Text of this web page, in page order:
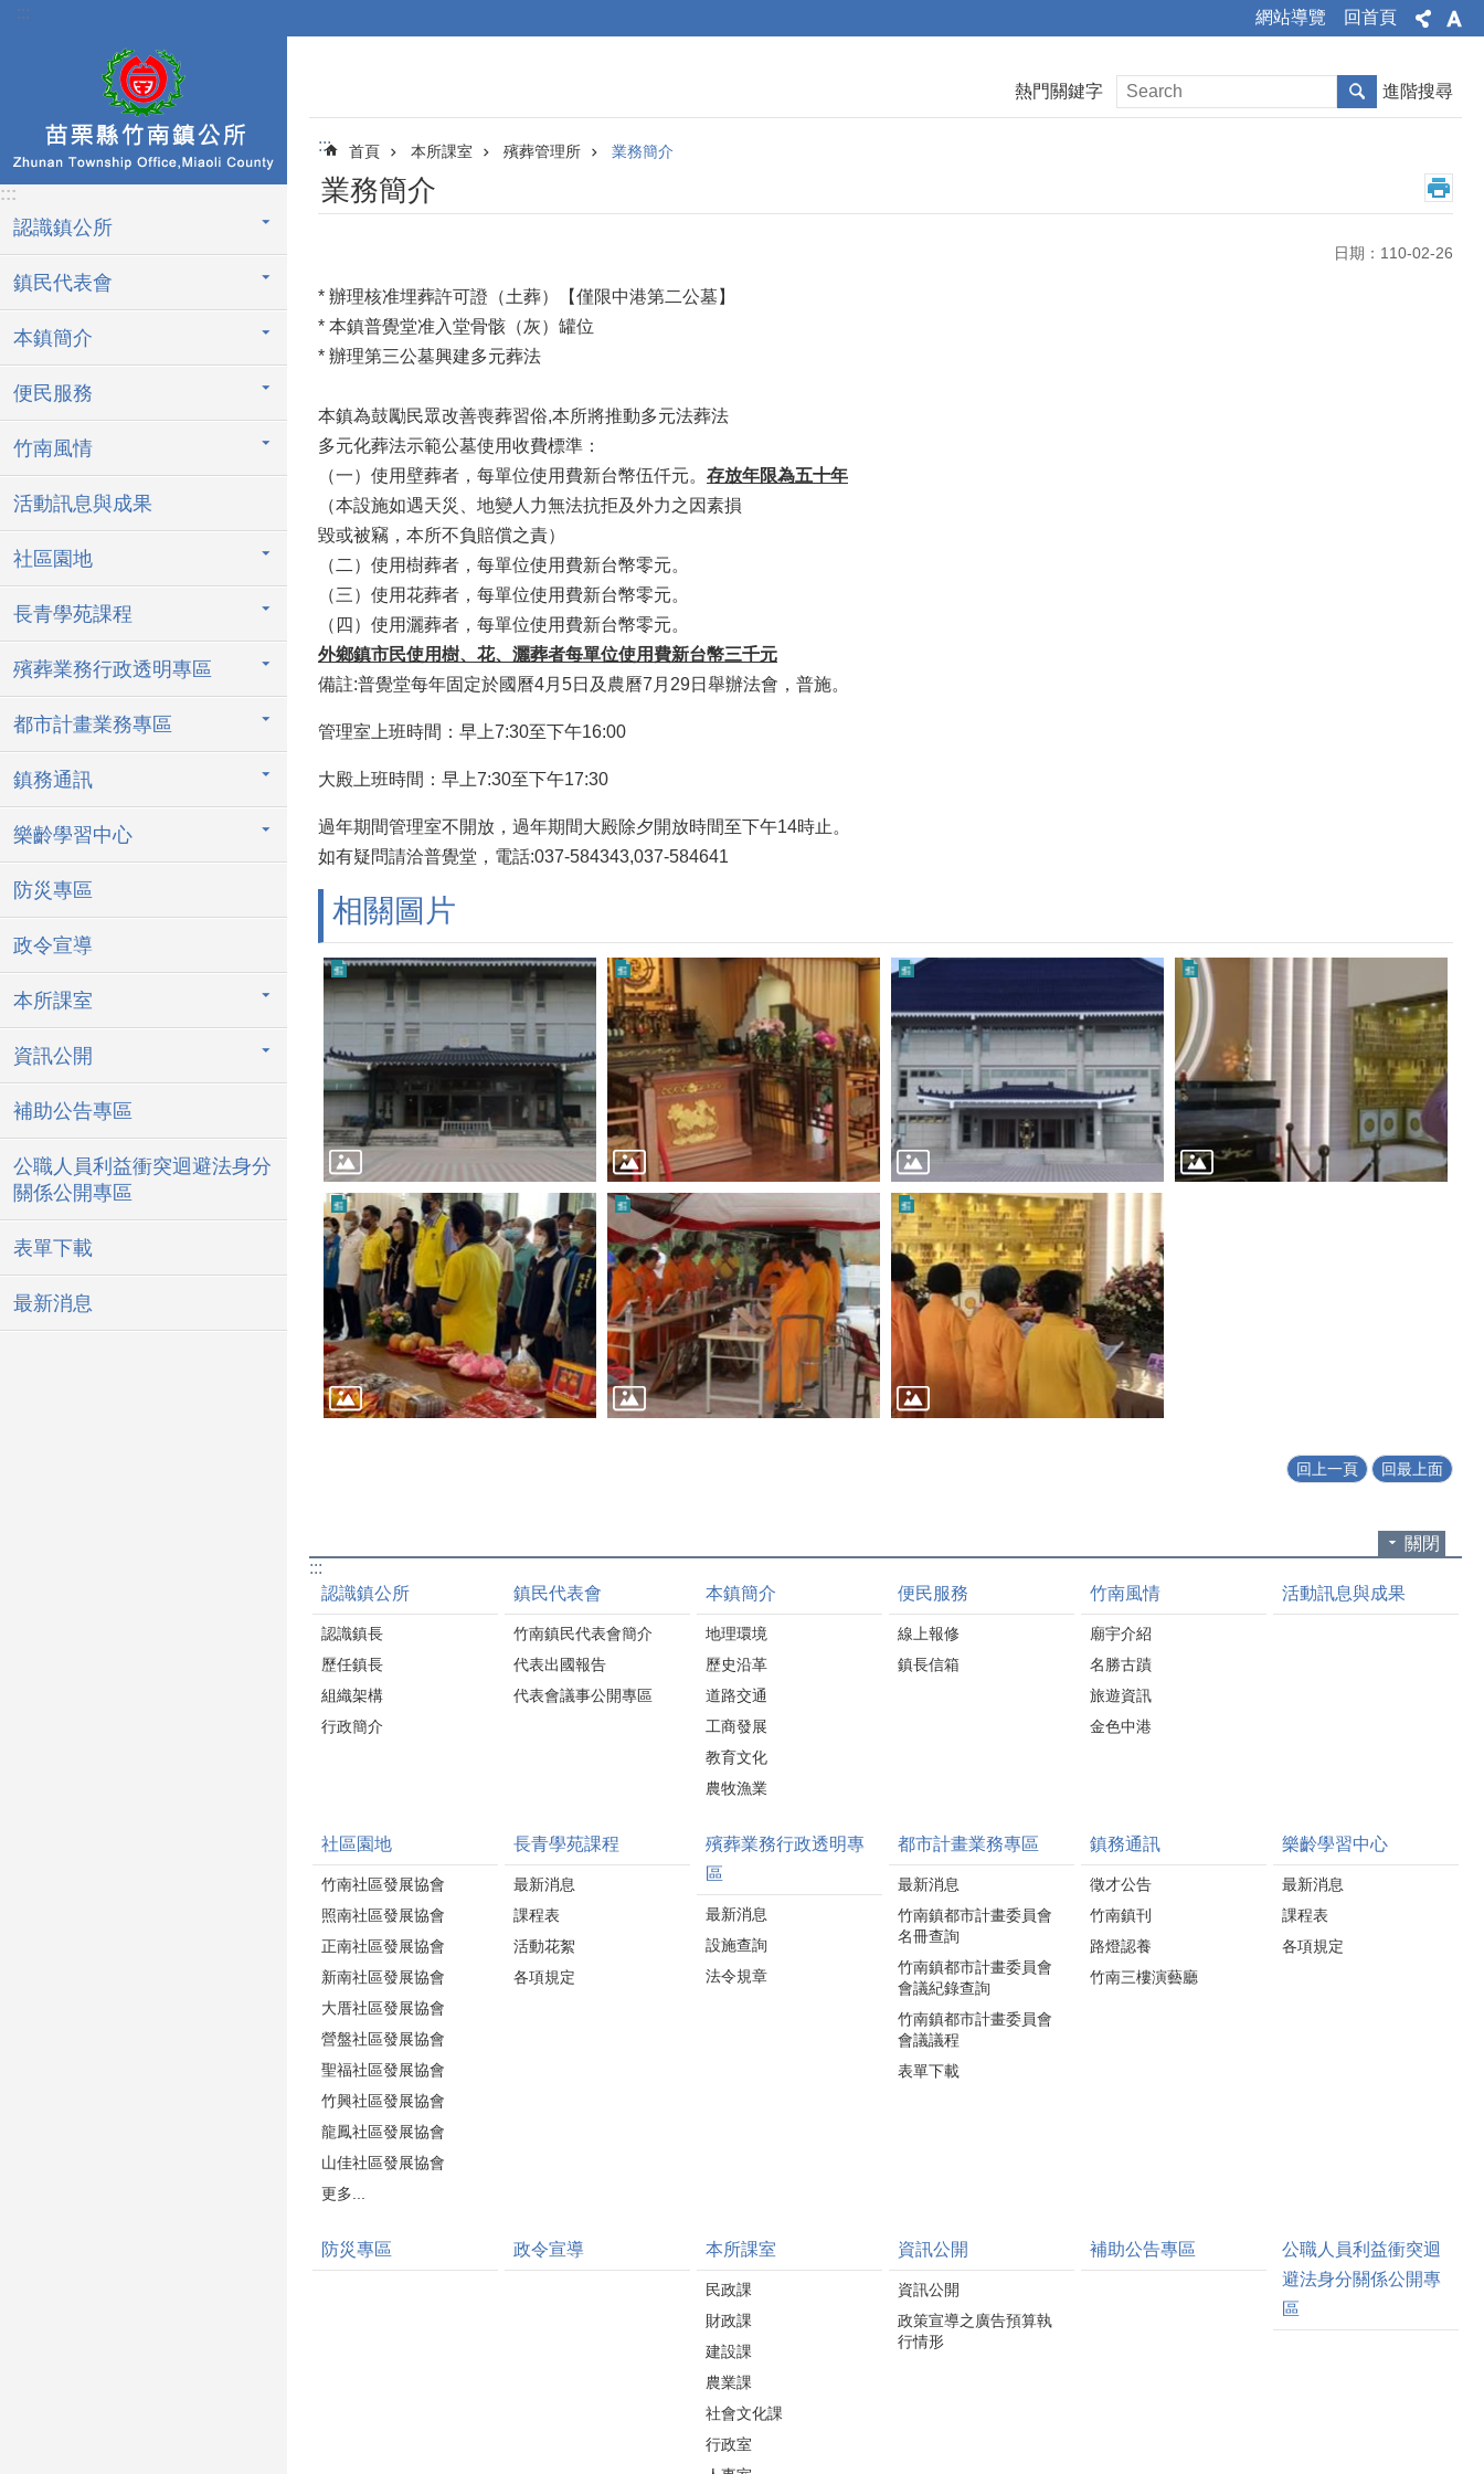
跳到主要內容區塊
::: 網站導覽 回首頁
:::
認識鎮公所
鎮民代表會
本鎮簡介
便民服務
竹南風情
活動訊息與成果
社區園地
長青學苑課程
殯葬業務行政透明專區
都市計畫業務專區
鎮務通訊
樂齡學習中心
防災專區
政令宣導
本所課室
資訊公開
補助公告專區
公職人員利益衝突迴避法身分
關係公開專區
表單下載
最新消息
熱門關鍵字 進階搜尋
::: 首頁 本所課室 殯葬管理所 業務簡介
業務簡介
日期：110-02-26
* 辦理核准埋葬許可證（土葬）【僅限中港第二公墓】
* 本鎮普覺堂准入堂骨骸（灰）罐位
* 辦理第三公墓興建多元葬法
本鎮為鼓勵民眾改善喪葬習俗,本所將推動多元法葬法
多元化葬法示範公墓使用收費標準：
（一）使用壁葬者，每單位使用費新台幣伍仟元。 存放年限為五十年
（本設施如遇天災、地變人力無法抗拒及外力之因素損
毀或被竊，本所不負賠償之責）
（二）使用樹葬者，每單位使用費新台幣零元。
（三）使用花葬者，每單位使用費新台幣零元。
（四）使用灑葬者，每單位使用費新台幣零元。
外鄉鎮市民使用樹、花、灑葬者每單位使用費新台幣三千元
備註:普覺堂每年固定於國曆4月5日及農曆7月29日舉辦法會，普施。
管理室上班時間：早上7:30至下午16:00
大殿上班時間：早上7:30至下午17:30
過年期間管理室不開放，過年期間大殿除夕開放時間至下午14時止。
如有疑問請洽普覺堂，電話:037-584343,037-584641
相關圖片
回上一頁 回最上面
關閉
:::
認識鎮公所
認識鎮長
歷任鎮長
組織架構
行政簡介
鎮民代表會
竹南鎮民代表會簡介
代表出國報告
代表會議事公開專區
本鎮簡介
地理環境
歷史沿革
道路交通
工商發展
教育文化
農牧漁業
便民服務
線上報修
鎮長信箱
竹南風情
廟宇介紹
名勝古蹟
旅遊資訊
金色中港
活動訊息與成果
社區園地
竹南社區發展協會
照南社區發展協會
正南社區發展協會
新南社區發展協會
大厝社區發展協會
營盤社區發展協會
聖福社區發展協會
竹興社區發展協會
龍鳳社區發展協會
山佳社區發展協會
更多...
長青學苑課程
最新消息
課程表
活動花絮
各項規定
殯葬業務行政透明專
區
最新消息
設施查詢
法令規章
都市計畫業務專區
最新消息
竹南鎮都市計畫委員會
名冊查詢
竹南鎮都市計畫委員會
會議紀錄查詢
竹南鎮都市計畫委員會
會議議程
表單下載
鎮務通訊
徵才公告
竹南鎮刊
路燈認養
竹南三樓演藝廳
樂齡學習中心
最新消息
課程表
各項規定
防災專區 政令宣導 本所課室
民政課
財政課
建設課
農業課
社會文化課
行政室
資訊公開
資訊公開
政策宣導之廣告預算執
行情形
補助公告專區
公職人員利益衝突迴
避法身分關係公開專
區